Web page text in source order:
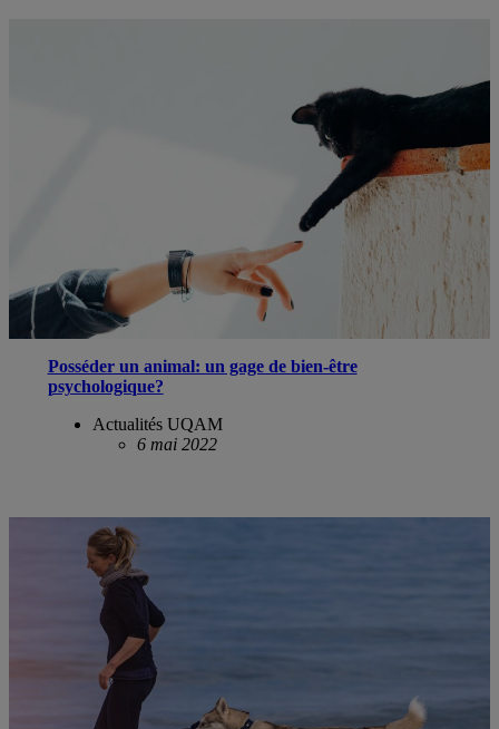
Posséder un animal: un gage de bien-être
psychologique?
Actualités UQAM
6 mai 2022